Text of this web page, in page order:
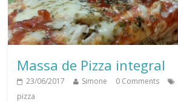
Massa de Pizza integral
23/06/2017 Simone 0 Comments
pizza